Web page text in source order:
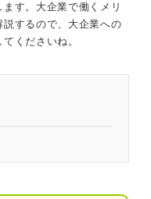
す。大企業で働くメリ
するので、大企業への
くださいね。